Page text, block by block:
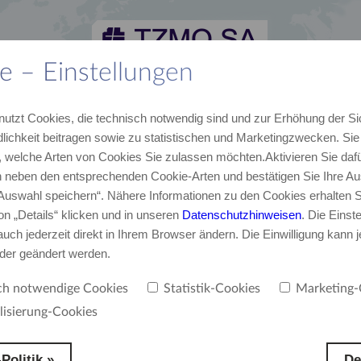
– Einstellungen
Cookies, die technisch notwendig sind und zur Erhöhung der
beitragen sowie zu statistischen und Marketingzwecken.
welche Arten von Cookies Sie zulassen möchten.Aktivieren Sie
den entsprechenden Cookie-Arten und bestätigen Sie Ihre
speichern“. Nähere Informationen zu den Cookies erhalten
„Details“ klicken und in unseren Datenschutzhinweisen. Die
jederzeit direkt in Ihrem Browser ändern. Die Einwilligung kann
geändert werden.
notwendige Cookies Statistik-Cookies
Marketing-
Cookies
TZMO Unser Team E-Mail, Telefon Über uns
von odWeb.tv
über aktuelle Aktionsangebote und Produkte.